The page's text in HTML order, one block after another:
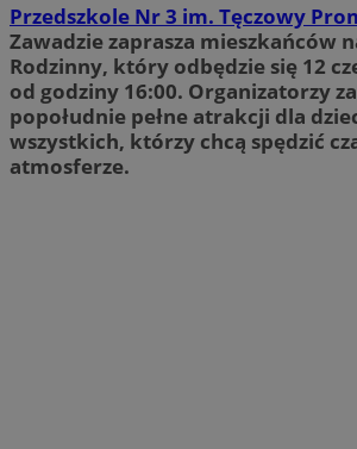
Przedszkole Nr 3 im. Tęczowy
Zawadzie zaprasza mieszkańców
Rodzinny, który odbędzie się 12
od godziny 16:00. Organizatorzy
popołudnie pełne atrakcji dla
wszystkich, którzy chcą spędzić
atmosferze.